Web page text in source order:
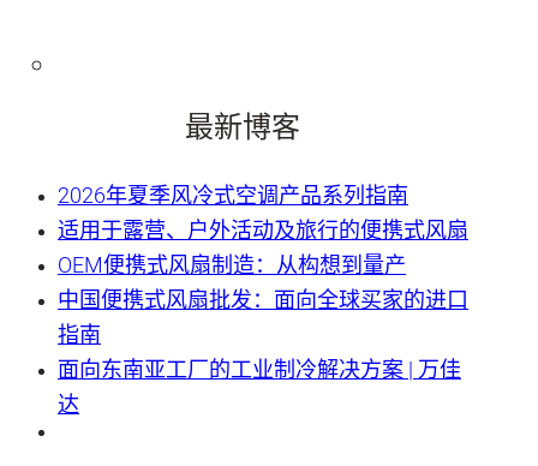
最新博客
2026年夏季风冷式空调产品系列指南
适用于露营、户外活动及旅行的便携式风扇
OEM便携式风扇制造：从构想到量产
中国便携式风扇批发：面向全球买家的进口
指南
面向东南亚工厂的工业制冷解决方案 | 万佳
达